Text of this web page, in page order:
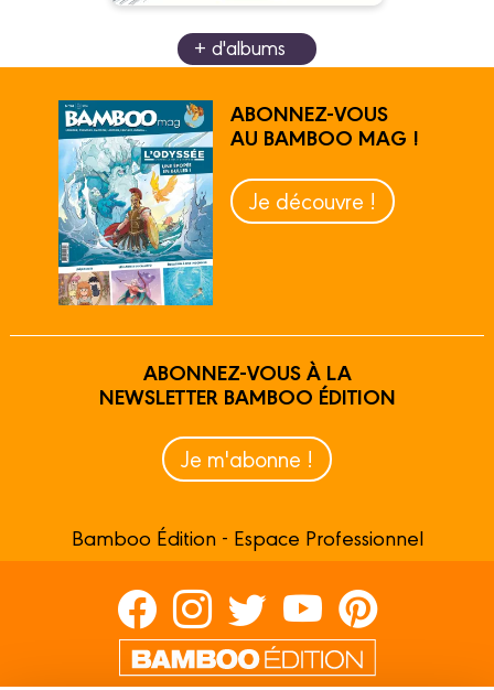
+ d'albums
ABONNEZ-VOUS
AU BAMBOO MAG !
Je découvre !
ABONNEZ-VOUS À LA
NEWSLETTER BAMBOO ÉDITION
Je m'abonne !
Bamboo Édition - Espace Professionnel